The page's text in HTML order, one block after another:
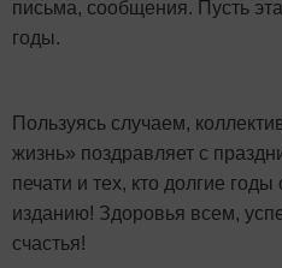
письма, сообщения. Пусть
годы.
Пользуясь случаем,
жизнь» поздравляет с
печати и тех, кто долгие
изданию! Здоровья всем,
счастья!